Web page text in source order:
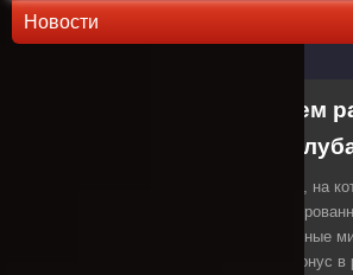
Новости
Пин-ап казино: используем
зеркала официального
Пин-ап — топовая гэмблинг-платформа, на
более 4 тысяч автоматов от 27
Создать аккаунт на ней можно в считанные
пользователей ждет приветственный бонус